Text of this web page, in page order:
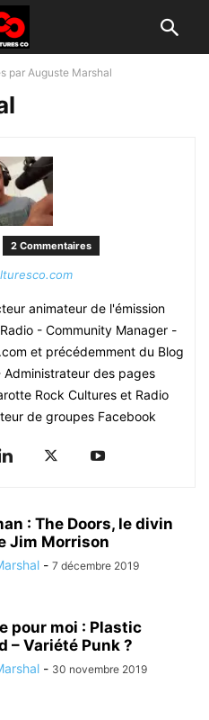
par Auguste Marshal
2 Commentaires
animateur de l'émission
- Community Manager -
et précédemment du Blog
Administrateur des pages
Rock Cultures et Radio
de groupes Facebook
: The Doors, le divin
Jim Morrison
- 7 décembre 2019
pour moi : Plastic
– Variété Punk ?
- 30 novembre 2019